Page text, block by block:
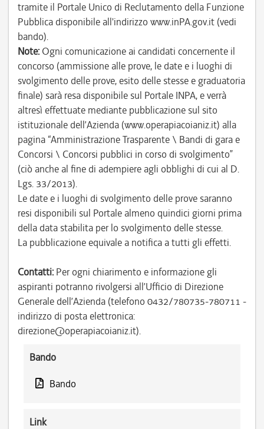
tramite il Portale Unico di Reclutamento della Funzione
Pubblica disponibile all'indirizzo www.inPA.gov.it (vedi
bando).
Note: Ogni comunicazione ai candidati concernente il
concorso (ammissione alle prove, le date e i luoghi di
svolgimento delle prove, esito delle stesse e graduatoria
finale) sarà resa disponibile sul Portale INPA, e verrà
altresì effettuate mediante pubblicazione sul sito
istituzionale dell’Azienda (www.operapiacoianiz.it) alla
pagina “Amministrazione Trasparente \ Bandi di gara e
Concorsi \ Concorsi pubblici in corso di svolgimento”
(ciò anche al fine di adempiere agli obblighi di cui al D.
Lgs. 33/2013).
Le date e i luoghi di svolgimento delle prove saranno
resi disponibili sul Portale almeno quindici giorni prima
della data stabilita per lo svolgimento delle stesse.
La pubblicazione equivale a notifica a tutti gli effetti.
Contatti: Per ogni chiarimento e informazione gli
aspiranti potranno rivolgersi all’Ufficio di Direzione
Generale dell’Azienda (telefono 0432/780735-780711 -
indirizzo di posta elettronica:
direzione@operapiacoianiz.it).
Bando
Bando
Link